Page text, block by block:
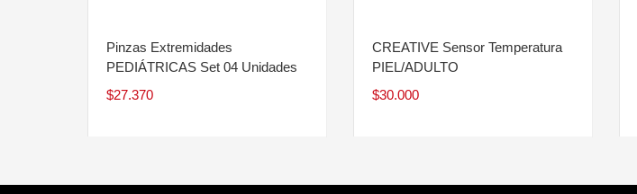
Pinzas Extremidades
PEDIÁTRICAS Set 04 Unidades
$27.370
CREATIVE Sensor Temperatura
PIEL/ADULTO
$30.000